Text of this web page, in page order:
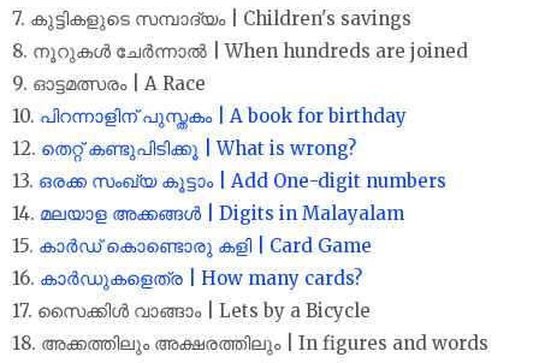
7. കുട്ടികളുടെ സമ്പാദ്യം | Children's savings
8. നൂറുകൾ ചേർന്നാൽ | When hundreds are joined
9. ഓട്ടമത്സരം | A Race
10. പിറന്നാളിന് പുസ്തകം | A book for birthday
12. തെറ്റ് കണ്ടുപിടിക്കൂ | What is wrong?
13. ഒരക്ക സംഖ്യ കൂട്ടാം | Add One-digit numbers
14. മലയാള അക്കങ്ങൾ | Digits in Malayalam
15. കാർഡ് കൊണ്ടൊരു കളി | Card Game
16. കാർഡുകളെത്ര | How many cards?
17. സൈക്കിൾ വാങ്ങാം | Lets by a Bicycle
18. അക്കത്തിലും അക്ഷരത്തിലും | In figures and words